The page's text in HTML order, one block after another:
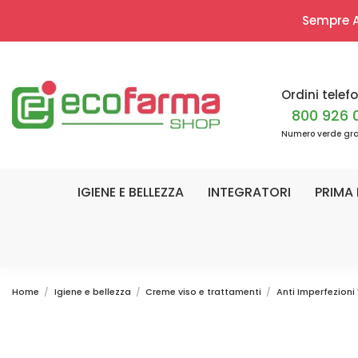
Sempre
Ordini
800 926
Numero verde
IGIENE E BELLEZZA INTEGRATORI PRIMA
Home Igiene e bellezza Creme viso e trattamenti Anti Imperfezioni